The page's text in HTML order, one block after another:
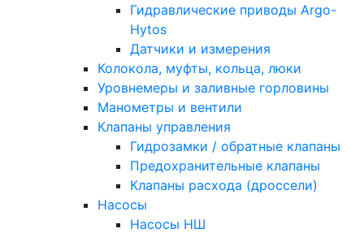
Гидравлические приводы Argo-
Hytos
Датчики и измерения
Колокола, муфты, кольца, люки
Уровнемеры и заливные горловины
Манометры и вентили
Клапаны управления
Гидрозамки / обратные клапаны
Предохранительные клапаны
Клапаны расхода (дроссели)
Насосы
Насосы НШ